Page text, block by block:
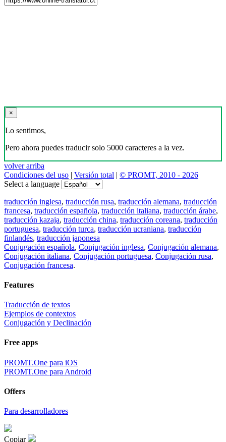
×
Lo sentimos,
Pero ahora puedes traducir solo 5000 caracteres a la vez.
volver arriba
Condiciones del uso | Versión total | © PROMT, 2010 - 2026
Select a language
traducción inglesa, traducción rusa, traducción alemana, traducción
francesa, traducción española, traducción italiana, traducción árabe,
traducción kazaja, traducción china, traducción coreana, traducción
portuguesa, traducción turca, traducción ucraniana, traducción
finlandés, traducción japonesa
Conjugación española, Conjugación inglesa, Conjugación alemana,
Conjugación italiana, Conjugación portuguesa, Conjugación rusa,
Conjugación francesa.
Features
Traducción de textos
Ejemplos de contextos
Conjugación y Declinación
Free apps
PROMT.One para iOS
PROMT.One para Android
Offers
Para desarrolladores
Copiar